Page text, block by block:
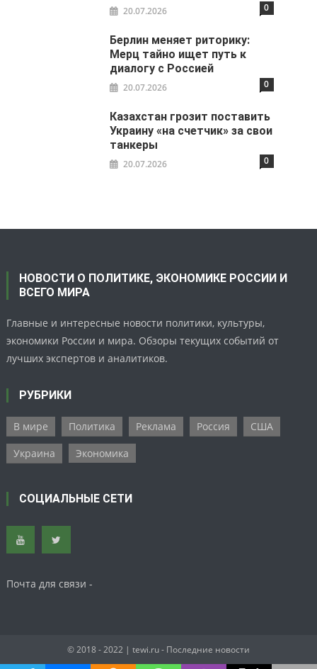
20.07.2026 0
Берлин меняет риторику:
Мерц тайно ищет путь к
диалогу с Россией
20.07.2026 0
Казахстан грозит поставить
Украину «на счетчик» за свои
танкеры
20.07.2026 0
НОВОСТИ О ПОЛИТИКЕ, ЭКОНОМИКЕ РОССИИ И
ВСЕГО МИРА
Главные и интересные новости политики, культуры,
экономики России и мира. Обзоры текущих событий от
лучших экспертов и аналитиков.
РУБРИКИ
В мире Политика Реклама Россия
США
Украина
Экономика
СОЦИАЛЬНЫЕ СЕТИ
Почта для связи -
© 2018 - 2022 | tewi.ru - Последние новости